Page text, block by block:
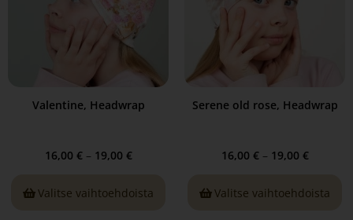
Valentine, Headwrap
16,00 € – 19,00 €
Valitse vaihtoehdoista
Serene old rose, Headwrap
16,00 € – 19,00 €
Valitse vaihtoehdoista